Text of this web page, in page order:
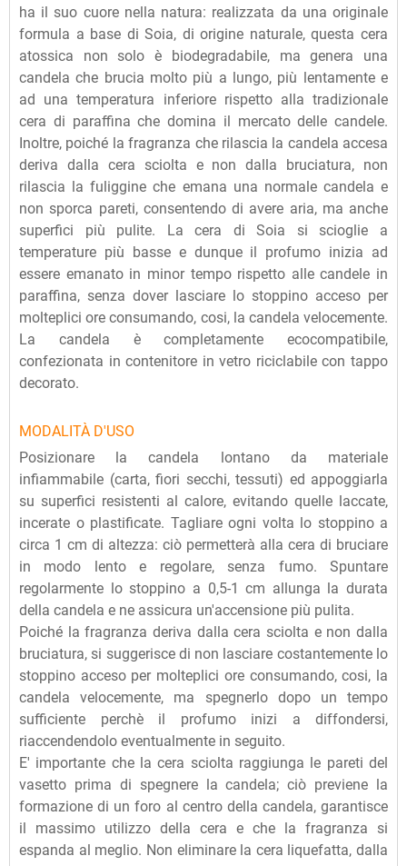
ha il suo cuore nella natura: realizzata da una originale
formula a base di Soia, di origine naturale, questa cera
atossica non solo è biodegradabile, ma genera una
candela che brucia molto più a lungo, più lentamente e
ad una temperatura inferiore rispetto alla tradizionale
cera di paraffina che domina il mercato delle candele.
Inoltre, poiché la fragranza che rilascia la candela accesa
deriva dalla cera sciolta e non dalla bruciatura, non
rilascia la fuliggine che emana una normale candela e
non sporca pareti, consentendo di avere aria, ma anche
superfici più pulite. La cera di Soia si scioglie a
temperature più basse e dunque il profumo inizia ad
essere emanato in minor tempo rispetto alle candele in
paraffina, senza dover lasciare lo stoppino acceso per
molteplici ore consumando, cosi, la candela velocemente.
La candela è completamente ecocompatibile,
confezionata in contenitore in vetro riciclabile con tappo
decorato.
MODALITÀ D'USO
Posizionare la candela lontano da materiale
infiammabile (carta, fiori secchi, tessuti) ed appoggiarla
su superfici resistenti al calore, evitando quelle laccate,
incerate o plastificate. Tagliare ogni volta lo stoppino a
circa 1 cm di altezza: ciò permetterà alla cera di bruciare
in modo lento e regolare, senza fumo. Spuntare
regolarmente lo stoppino a 0,5-1 cm allunga la durata
della candela e ne assicura un'accensione più pulita.
Poiché la fragranza deriva dalla cera sciolta e non dalla
bruciatura, si suggerisce di non lasciare costantemente lo
stoppino acceso per molteplici ore consumando, cosi, la
candela velocemente, ma spegnerlo dopo un tempo
sufficiente perchè il profumo inizi a diffondersi,
riaccendendolo eventualmente in seguito.
E' importante che la cera sciolta raggiunga le pareti del
vasetto prima di spegnere la candela; ciò previene la
formazione di un foro al centro della candela, garantisce
il massimo utilizzo della cera e che la fragranza si
espanda al meglio. Non eliminare la cera liquefatta, dalla